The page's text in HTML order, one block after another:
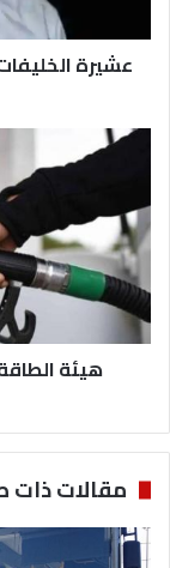
دكتور
بالجامعة
عشيرة
هيئة
المنشور
المتداول
لاغلاق
محطات
المحروقات
ليس
هيئة
مقالات ذات